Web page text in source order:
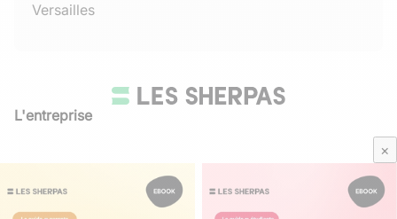
×
Versailles
L'entreprise
Média Parents